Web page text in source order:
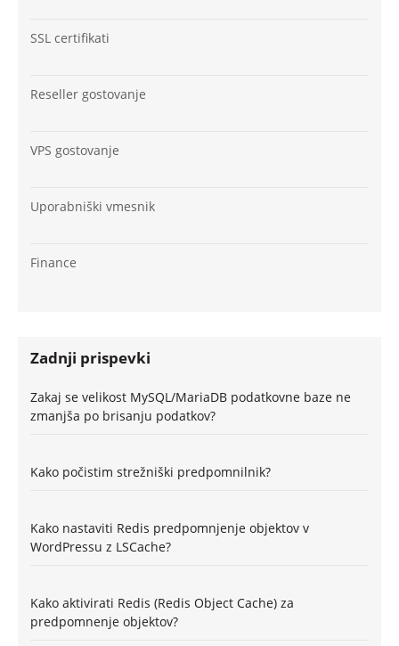
SSL certifikati
Reseller gostovanje
VPS gostovanje
Uporabniški vmesnik
Finance
Zadnji prispevki
Zakaj se velikost MySQL/MariaDB podatkovne baze ne
zmanjša po brisanju podatkov?
Kako počistim strežniški predpomnilnik?
Kako nastaviti Redis predpomnjenje objektov v
WordPressu z LSCache?
Kako aktivirati Redis (Redis Object Cache) za
predpomnenje objektov?